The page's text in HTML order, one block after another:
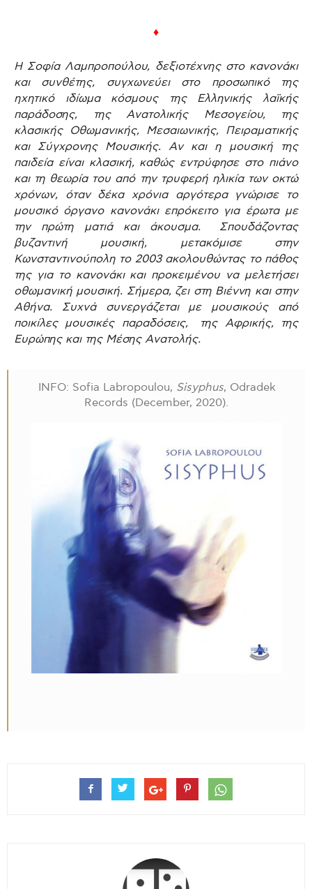
♦
Η Σοφία Λαμπροπούλου, δεξιοτέχνης στο κανονάκι
και συνθέτης, συγχωνεύει στο προσωπικό της
ηχητικό ιδίωμα κόσμους της Ελληνικής λαϊκής
παράδοσης, της Ανατολικής Μεσογείου, της
κλασικής Οθωμανικής, Μεσαιωνικής, Πειραματικής
και Σύγχρονης Μουσικής. Αν και η μουσική της
παιδεία είναι κλασική, καθώς εντρύφησε στο πιάνο
και τη θεωρία του από την τρυφερή ηλικία των οκτώ
χρόνων, όταν δέκα χρόνια αργότερα γνώρισε το
μουσικό όργανο κανονάκι επρόκειτο για έρωτα με
την πρώτη ματιά και άκουσμα. Σπουδάζοντας
βυζαντινή μουσική, μετακόμισε στην
Κωνσταντινούπολη το 2003 ακολουθώντας το πάθος
της για το κανονάκι και προκειμένου να μελετήσει
οθωμανική μουσική. Σήμερα, ζει στη Βιέννη και στην
Αθήνα. Συχνά συνεργάζεται με μουσικούς από
ποικίλες μουσικές παραδόσεις, της Αφρικής, της
Ευρώπης και της Μέσης Ανατολής.
INFO: Sofia Labropoulou, Sisyphus, Odradek
Records (December, 2020).